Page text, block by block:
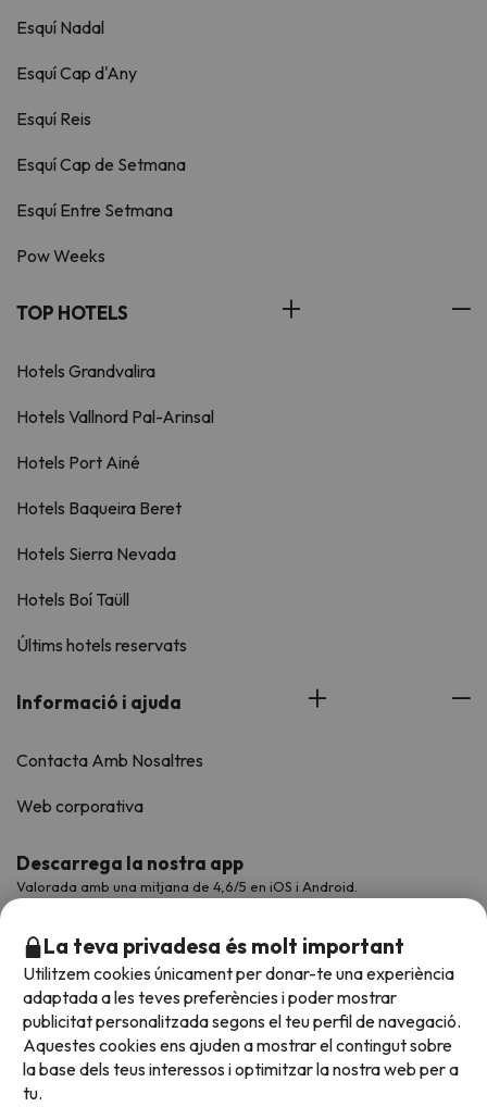
Esquí Nadal
Esquí Cap d'Any
Esquí Reis
Esquí Cap de Setmana
Esquí Entre Setmana
Pow Weeks
TOP HOTELS
Hotels Grandvalira
Hotels Vallnord Pal-Arinsal
Hotels Port Ainé
Hotels Baqueira Beret
Hotels Sierra Nevada
Hotels Boí Taüll
Últims hotels reservats
Informació i ajuda
Contacta Amb Nosaltres
Web corporativa
Descarrega la nostra app
Valorada amb una mitjana de 4,6/5 en iOS i Android.
La teva privadesa és molt important
Utilitzem cookies únicament per donar-te una experiència
adaptada a les teves preferències i poder mostrar
publicitat personalitzada segons el teu perfil de navegació.
Aquestes cookies ens ajuden a mostrar el contingut sobre
la base dels teus interessos i optimitzar la nostra web per a
tu.